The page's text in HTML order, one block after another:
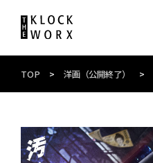
TOP > 洋画（公開終了） >